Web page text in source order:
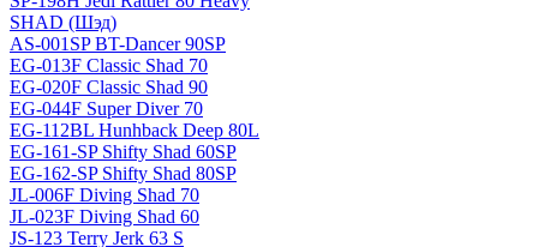
SHAD (Шэд)
AS-001SP BT-Dancer 90SP
EG-013F Classic Shad 70
EG-020F Classic Shad 90
EG-044F Super Diver 70
EG-112BL Hunhback Deep 80L
EG-161-SP Shifty Shad 60SP
EG-162-SP Shifty Shad 80SP
JL-006F Diving Shad 70
JL-023F Diving Shad 60
JS-123 Terry Jerk 63 S